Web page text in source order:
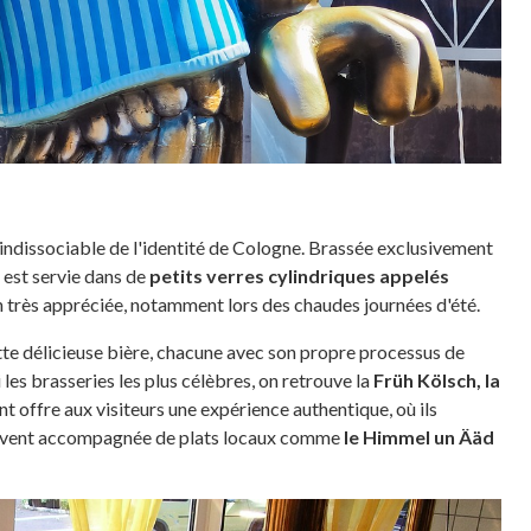
de l'identité de Cologne. Brassée exclusivement
servie dans de petits verres cylindriques appelés
appréciée, notamment lors des chaudes journées d'été.
délicieuse bière, chacune avec son propre processus de
brasseries les plus célèbres, on retrouve la Früh Kölsch, la
offre aux visiteurs une expérience authentique, où ils
accompagnée de plats locaux comme le Himmel un Ääd